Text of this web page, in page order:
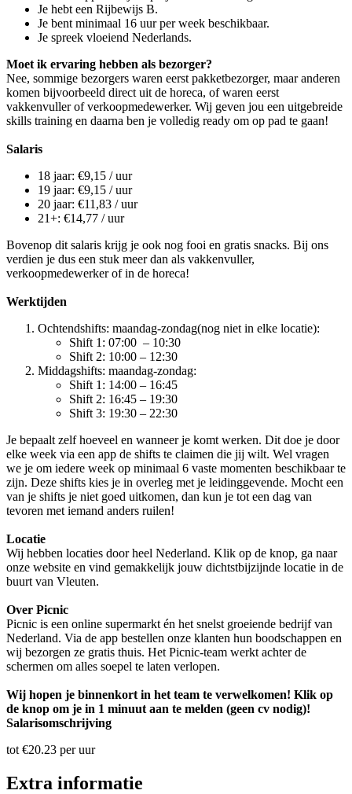
Je hebt een Rijbewijs B.
Je bent minimaal 16 uur per week beschikbaar.
Je spreek vloeiend Nederlands.
Moet ik ervaring hebben als bezorger?
Nee, sommige bezorgers waren eerst pakketbezorger, maar anderen
komen bijvoorbeeld direct uit de horeca, of waren eerst
vakkenvuller of verkoopmedewerker. Wij geven jou een uitgebreide
skills training en daarna ben je volledig ready om op pad te gaan!
Salaris
18 jaar: €9,15 / uur
19 jaar: €9,15 / uur
20 jaar: €11,83 / uur
21+: €14,77 / uur
Bovenop dit salaris krijg je ook nog fooi en gratis snacks. Bij ons
verdien je dus een stuk meer dan als vakkenvuller,
verkoopmedewerker of in de horeca!
Werktijden
Ochtendshifts: maandag-zondag(nog niet in elke locatie):
Shift 1: 07:00 – 10:30
Shift 2: 10:00 – 12:30
Middagshifts: maandag-zondag:
Shift 1: 14:00 – 16:45
Shift 2: 16:45 – 19:30
Shift 3: 19:30 – 22:30
Je bepaalt zelf hoeveel en wanneer je komt werken. Dit doe je door
elke week via een app de shifts te claimen die jij wilt. Wel vragen
we je om iedere week op minimaal 6 vaste momenten beschikbaar te
zijn. Deze shifts kies je in overleg met je leidinggevende. Mocht een
van je shifts je niet goed uitkomen, dan kun je tot een dag van
tevoren met iemand anders ruilen!
Locatie
Wij hebben locaties door heel Nederland. Klik op de knop, ga naar
onze website en vind gemakkelijk jouw dichtstbijzijnde locatie in de
buurt van Vleuten.
Over Picnic
Picnic is een online supermarkt én het snelst groeiende bedrijf van
Nederland. Via de app bestellen onze klanten hun boodschappen en
wij bezorgen ze gratis thuis. Het Picnic-team werkt achter de
schermen om alles soepel te laten verlopen.
Wij hopen je binnenkort in het team te verwelkomen! Klik op
de knop om je in 1 minuut aan te melden (geen cv nodig)!
Salarisomschrijving
tot €20.23 per uur
Extra informatie